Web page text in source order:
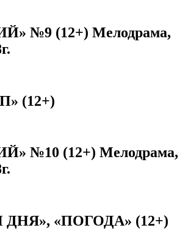
№9 (12+) Мелодрама,
(12+)
№10 (12+) Мелодрама,
«ПОГОДА» (12+)